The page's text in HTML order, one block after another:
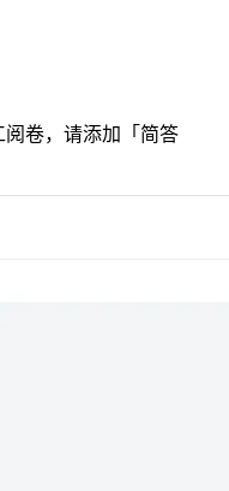
卷，请添加「简答